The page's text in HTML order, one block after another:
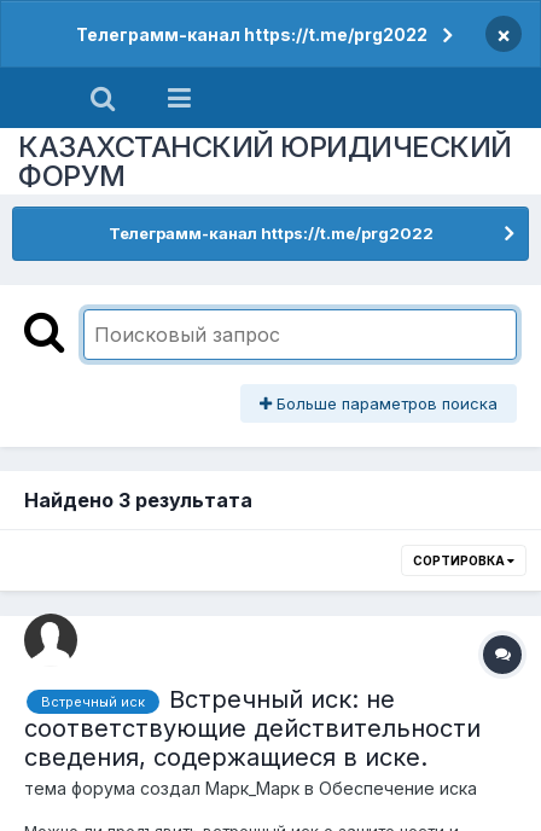
Телеграмм-канал https://t.me/prg2022 ×
КАЗАХСТАНСКИЙ ЮРИДИЧЕСКИЙ
ФОРУМ
Телеграмм-канал https://t.me/prg2022
Больше параметров поиска
Найдено 3 результата
СОРТИРОВКА
Встречный иск
Встречный иск: не
соответствующие действительности
сведения, содержащиеся в иске.
тема форума создал Марк_Марк в Обеспечение иска